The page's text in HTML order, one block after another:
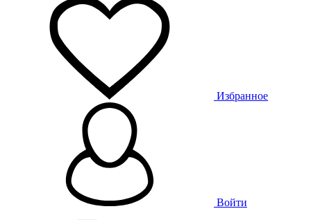
Избранное
Войти